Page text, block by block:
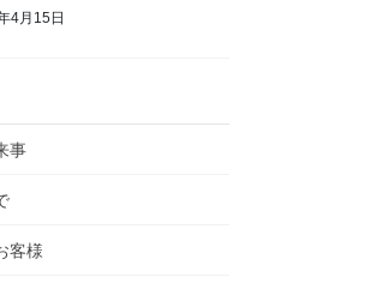
4月15日
事
客様